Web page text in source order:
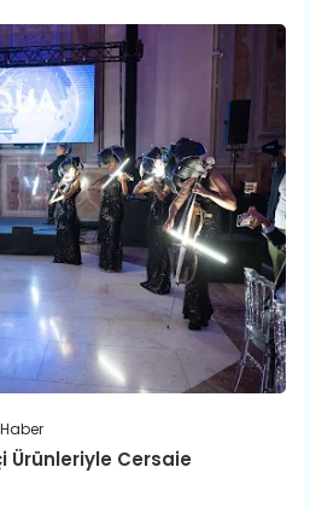
Ürünleriyle Cersaie